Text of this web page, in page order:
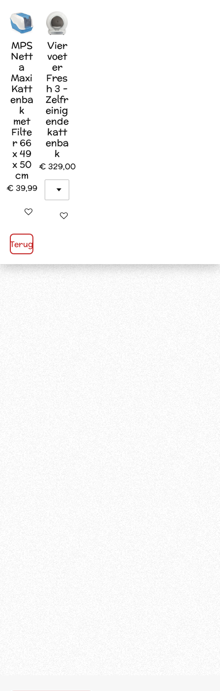
MPS
Nett
a
Maxi
Katt
enba
k
met
Filte
r 66
x 49
x 50
cm
€ 39,99
In winkelwagen
Vier
voet
er
Fres
h 3 -
Zelfr
einig
ende
katt
enba
k
€ 329,00
In winkelwagen
Terug